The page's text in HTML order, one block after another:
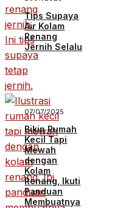
Tips Supaya
Air Kolam
Renang
Jernih Selalu
07/07/2025
Bikin Rumah
Kecil Tapi
Mewah
dengan
Kolam
Renang, Ikuti
Panduan
Membuatnya